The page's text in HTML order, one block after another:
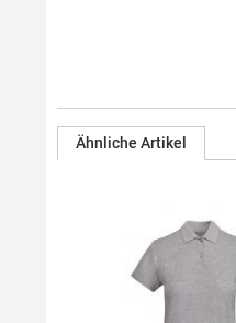
Ähnliche Artikel